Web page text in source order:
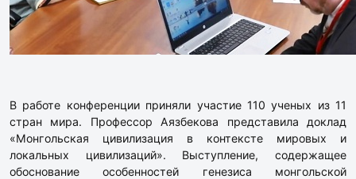
В работе конференции приняли участие 110 ученых из 11
стран мира. Профессор Аязбекова представила доклад
«Монгольская цивилизация в контексте мировых и
локальных цивилизаций». Выступление, содержащее
обоснование особенностей генезиса монгольской